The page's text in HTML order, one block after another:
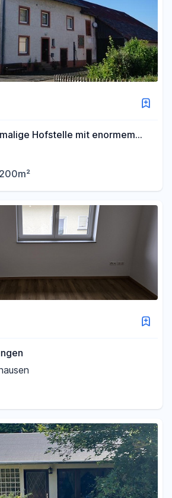
Hofstelle mit enormem
in Laufeld!